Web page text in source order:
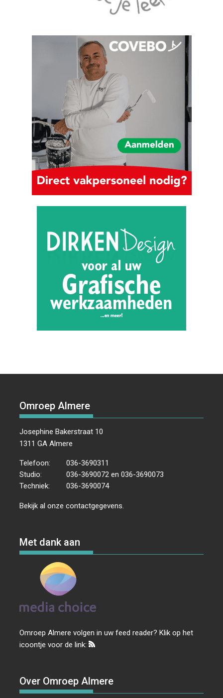
Omroep Almere
Josephine Bakerstraat 10
1311 GA Almere
Telefoon:
036-3690311
Studio:
036-3690072 en 036-3690073
Techniek:
036-3690074
Bekijk al onzecontactgegevens
Met dank aan
Omroep Almere volgen in uw feed reader? Klik op het
icoontje voor de link:
Over Omroep Almere